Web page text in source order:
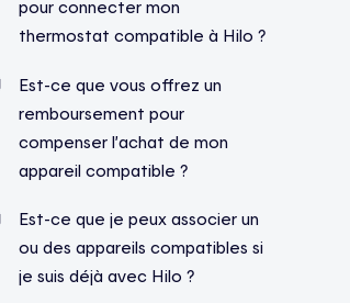
pour connecter mon
thermostat compatible à Hilo ?
Est-ce que vous offrez un
remboursement pour
compenser l’achat de mon
appareil compatible ?
Est-ce que je peux associer un
ou des appareils compatibles si
je suis déjà avec Hilo ?